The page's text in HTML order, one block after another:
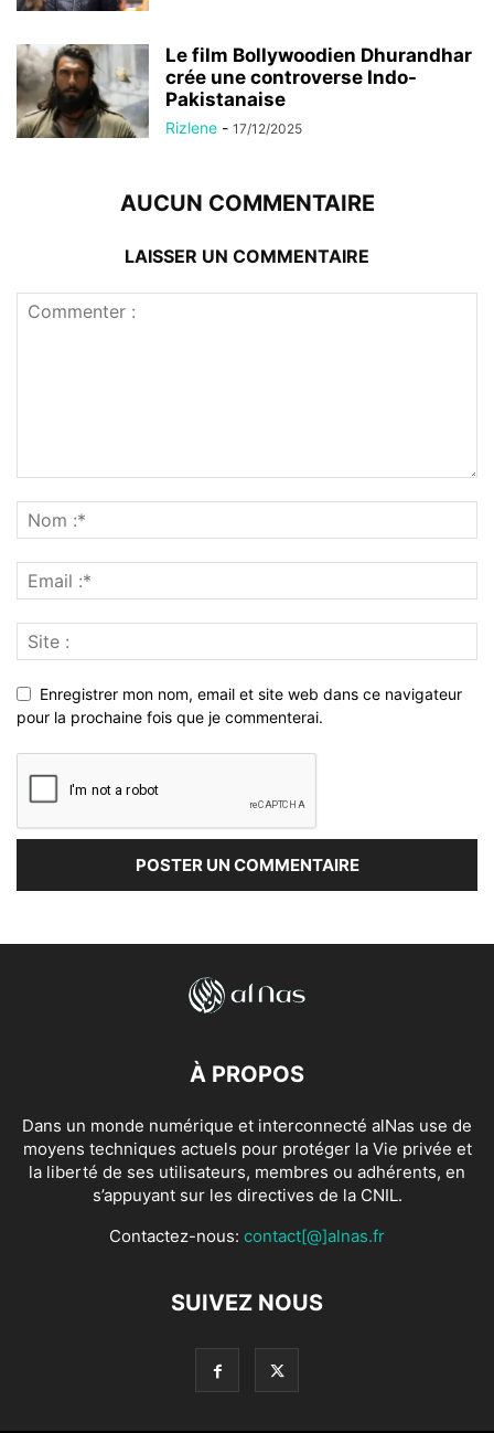
Le film Bollywoodien Dhurandhar
crée une controverse Indo-
Pakistanaise
Rizlene - 17/12/2025
AUCUN COMMENTAIRE
LAISSER UN COMMENTAIRE
Enregistrer mon nom, email et site web dans ce navigateur
pour la prochaine fois que je commenterai.
À PROPOS
Dans un monde numérique et interconnecté alNas use de
moyens techniques actuels pour protéger la Vie privée et
la liberté de ses utilisateurs, membres ou adhérents, en
s’appuyant sur les directives de la CNIL.
Contactez-nous: contact[@]alnas.fr
SUIVEZ NOUS